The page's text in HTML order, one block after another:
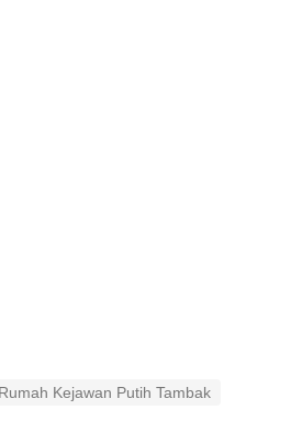
Rumah Kejawan Putih Tambak